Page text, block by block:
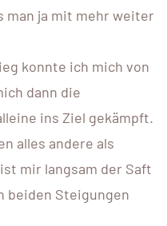
man ja mit mehr weiter
konnte ich mich von
dann die
ins Ziel gekämpft.
alles andere als
mir langsam der Saft
beiden Steigungen